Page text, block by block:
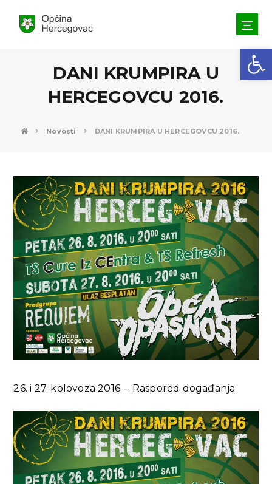
Open toolbar
DANI KRUMPIRA U
HERCEGOVCU 2016.
Novosti DANI KRUMPIRA U HERCEGOVCU 2016.
26. i 27. kolovoza 2016. – Raspored događanja